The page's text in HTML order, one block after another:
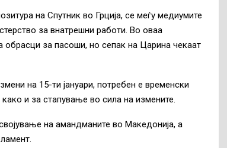
на Спутник во Грција, се меѓу медиумите
за внатрешни работи. Во оваа
за пасоши, но сепак на Царина чекаат
на 15-ти јануари, потребен е временски
и за стапување во сила на измените.
на амандманите во Македонија, а